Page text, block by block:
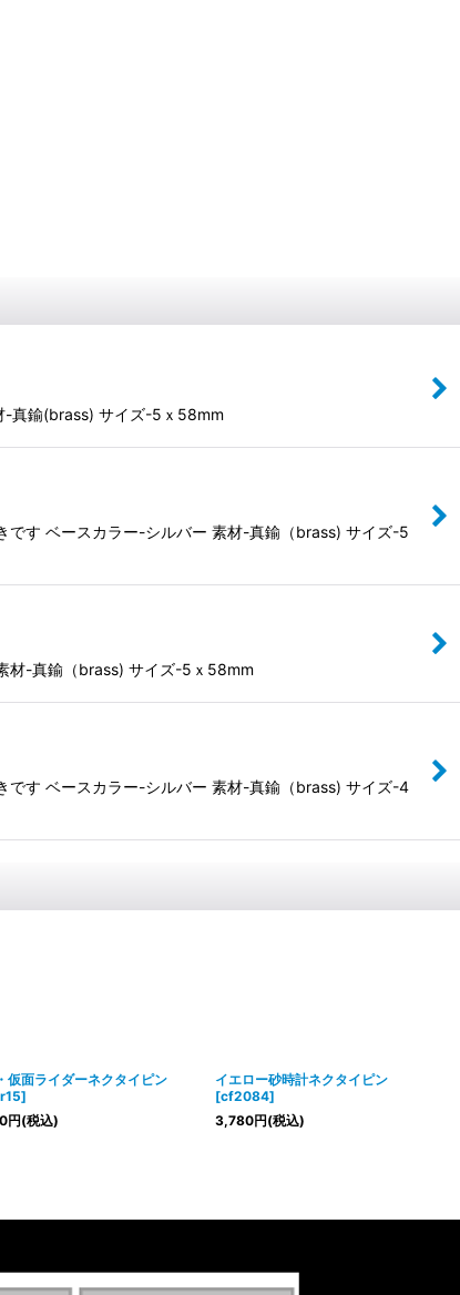
-真鍮(brass) サイズ-5ｘ58mm
です ベースカラー-シルバー 素材-真鍮（brass) サイズ-5
材-真鍮（brass) サイズ-5ｘ58mm
です ベースカラー-シルバー 素材-真鍮（brass) サイズ-4
仮面ライダーネクタイピン
]
円(税込)
イエロー砂時計ネクタイピン
[cf2084]
3,780円(税込)